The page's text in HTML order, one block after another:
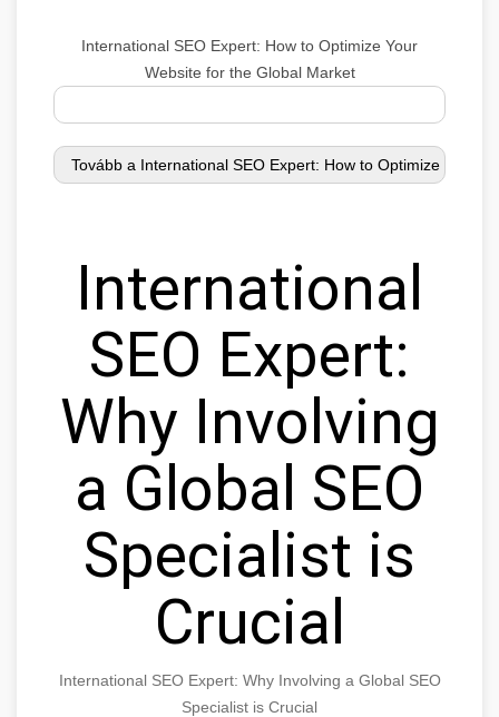
International SEO Expert: How to Optimize Your
Website for the Global Market
International
SEO Expert:
Why Involving
a Global SEO
Specialist is
Crucial
International SEO Expert: Why Involving a Global SEO
Specialist is Crucial